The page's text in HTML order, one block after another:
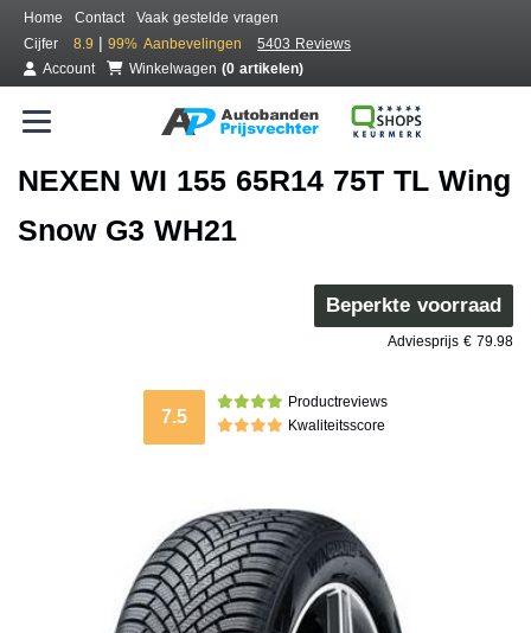
Home Contact
Vaak gestelde vragen
Cijfer
8.9 | 99% Aanbevelingen
5403 Reviews
Account
Winkelwagen (0 artikelen)
NEXEN WI 155 65R14 75T TL Wing
Snow G3 WH21
Beperkte voorraad
Adviesprijs € 79.98
7.5
Productreviews
Kwaliteitsscore